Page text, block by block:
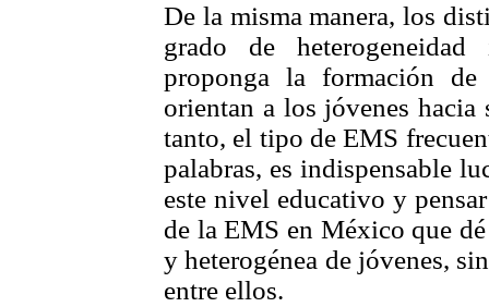
De la misma manera, los
grado de
proponga la formación de
orientan a los jóvenes hacia
tanto, el tipo de EMS
palabras, es indispensable
este nivel educativo y
de la EMS en México que
y heterogénea de jóvenes,
entre ellos.